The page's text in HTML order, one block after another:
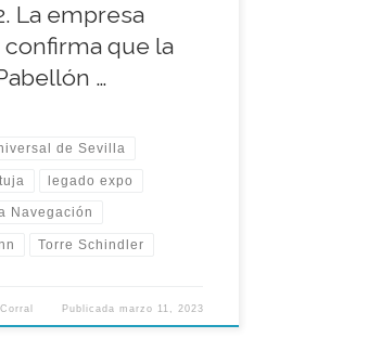
La empresa
que la
…
de Sevilla
legado expo
Navegación
Torre Schindler
Publicada marzo 11, 2023